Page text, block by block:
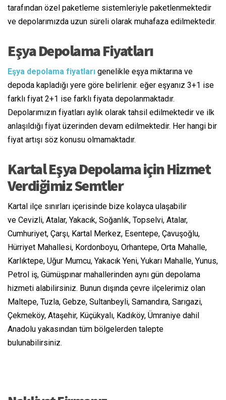
tarafından özel paketleme sistemleriyle paketlenmektedir
ve depolarımızda uzun süreli olarak muhafaza edilmektedir.
Eşya Depolama Fiyatları
Eşya depolama fiyatları genelikle eşya miktarına ve
depoda kapladığı yere göre belirlenir. eğer eşyanız 3+1 ise
farklı fiyat 2+1 ise farklı fiyata depolanmaktadır.
Depolarımızın fiyatları aylık olarak tahsil edilmektedir ve ilk
anlaşıldığı fiyat üzerinden devam edilmektedir. Her hangi bir
fiyat artışı söz konusu olmamaktadır.
Kartal Eşya Depolama için Hizmet
Verdiğimiz Semtler
Kartal ilçe sınırları içerisinde bize kolayca ulaşabilir
ve Cevizli, Atalar, Yakacık, Soğanlık, Topselvi, Atalar,
Cumhuriyet, Çarşı, Kartal Merkez, Esentepe, Çavuşoğlu,
Hürriyet Mahallesi, Kordonboyu, Orhantepe, Orta Mahalle,
Karlıktepe, Uğur Mumcu, Yakacık Yeni, Yukarı Mahalle, Yunus,
Petrol iş, Gümüşpınar mahallerinden aynı gün depolama
hizmeti alabilirsiniz. Bunun dışında çevre ilçelerimiz olan
Maltepe, Tuzla, Gebze, Sultanbeyli, Samandıra, Sarıgazi,
Çekmeköy, Ataşehir, Küçükyalı, Kadıköy, Ümraniye dahil
Anadolu yakasından tüm bölgelerden talepte
bulunabilirsiniz.